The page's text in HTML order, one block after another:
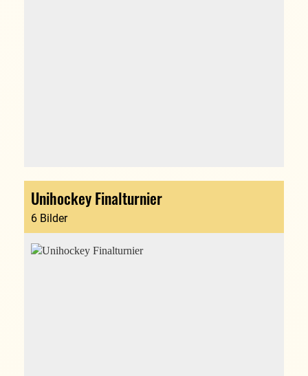
Unihockey Finalturnier
6 Bilder